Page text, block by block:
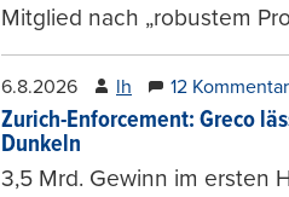
Mitglied nach „robustem
6.8.2026 lh 12
Zurich-Enforcement: Greco
Dunkeln
3,5 Mrd. Gewinn im ersten